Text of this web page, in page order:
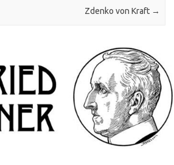
Zdenko von Kraft →